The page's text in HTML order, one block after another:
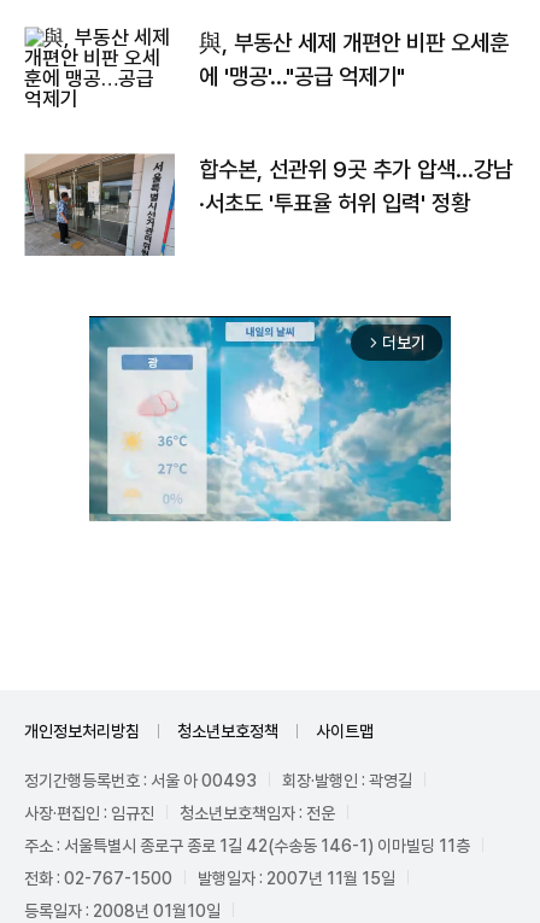
與, 부동산 세제 개편안 비판 오세훈
에 '맹공'…"공급 억제기"
합수본, 선관위 9곳 추가 압색…강남
·서초도 '투표율 허위 입력' 정황
arrow_forward_ios 더보기
개인정보처리방침 청소년보호정책 사이트맵
정기간행등록번호 : 서울 아 00493
회장·발행인 : 곽영길
사장·편집인 : 임규진
청소년보호책임자 : 전운
주소 : 서울특별시 종로구 종로 1길 42(수송동 146-1) 이마빌딩 11층
전화 : 02-767-1500
발행일자 : 2007년 11월 15일
등록일자 : 2008년 01월10일